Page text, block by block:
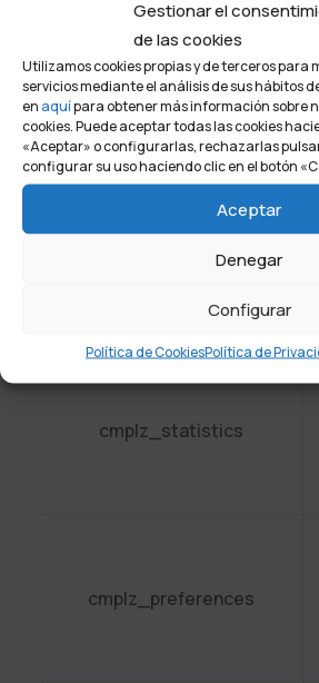
Gestionar el
de las cookies
Utilizamos cookies propias y de terceros para
servicios mediante el análisis de sus hábitos
en aquípara obtener más información sobre
cookies. Puede aceptar todas las cookies
«Aceptar» o configurarlas, rechazarlas
configurar su uso haciendo clic en el botón
Aceptar
Denegar
Configurar
Política de CookiesPolítica de
cmplz_consented_services
cmplz_marketing
cmplz_statistics
cmplz_preferences